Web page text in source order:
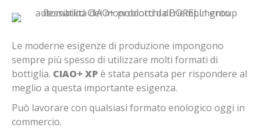
Le moderne esigenze di produzione impongono
sempre più spesso di utilizzare molti formati di
bottiglia. CIAO+ XP è stata pensata per rispondere al
meglio a questa importante esigenza.
Può lavorare con qualsiasi formato enologico oggi in
commercio.